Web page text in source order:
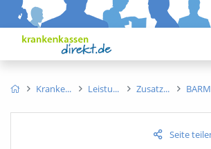
Kranke Leistu Zusatz
Seite